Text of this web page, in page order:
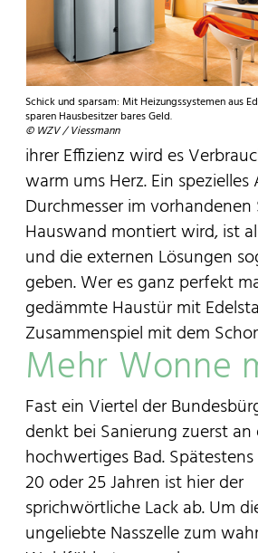
Schick und sparsam: Mit Heizungssystemen aus
sparen Hausbesitzer bares Geld.
© WZV / Viessmann
ihrer Effizienz wird es
warm ums Herz. Ein
Durchmesser im
Hauswand montiert wird, ist
und die externen Lösungen
geben. Wer es ganz perfekt
gedämmte Haustür mit
Zusammenspiel mit dem
Mehr Wonne
Fast ein Viertel der
denkt bei Sanierung zuerst an
hochwertiges Bad.
20 oder 25 Jahren ist hier der
sprichwörtliche Lack ab. Um
ungeliebte Nasszelle zum